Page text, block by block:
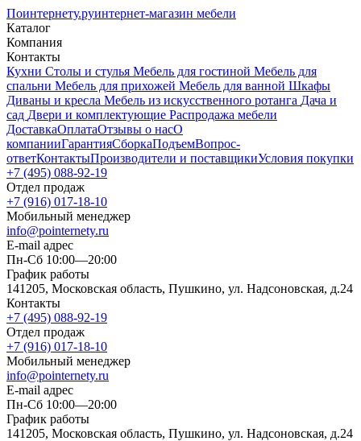
Поинтернету.руинтернет-магазин мебели
Каталог
Компания
Контакты
Кухни Столы и стулья Мебель для гостиной Мебель для
спальни Мебель для прихожей Мебель для ванной Шкафы
Диваны и кресла Мебель из искусственного ротанга Дача и
сад Двери и комплектующие Распродажа мебели
ДоставкаОплатаОтзывы о насО
компанииГарантияСборкаПодъемВопрос-
ответКонтактыПроизводители и поставщикиУсловия покупки
+7 (495) 088-92-19
Отдел продаж
+7 (916) 017-18-10
Мобильный менеджер
info@pointernety.ru
E-mail адрес
Пн-Сб 10:00—20:00
График работы
141205, Московская область, Пушкино, ул. Надсоновская, д.24
Контакты
+7 (495) 088-92-19
Отдел продаж
+7 (916) 017-18-10
Мобильный менеджер
info@pointernety.ru
E-mail адрес
Пн-Сб 10:00—20:00
График работы
141205, Московская область, Пушкино, ул. Надсоновская, д.24